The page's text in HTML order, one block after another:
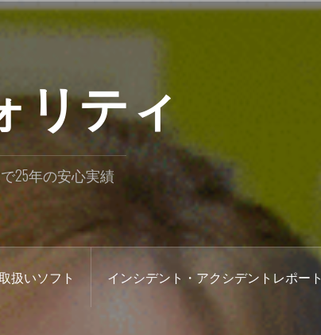
リティ
25年の安心実績
扱いソフト インシデント・アクシデントレポート